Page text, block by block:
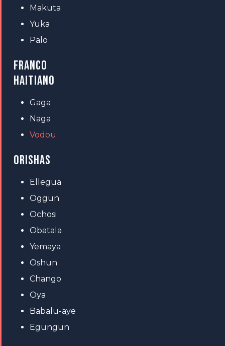
Makuta
Yuka
Palo
FRANCO
HAITIANO
Gaga
Naga
Vodou
ORISHAS
Ellegua
Oggun
Ochosi
Obatala
Yemaya
Oshun
Chango
Oya
Babalu-aye
Egungun